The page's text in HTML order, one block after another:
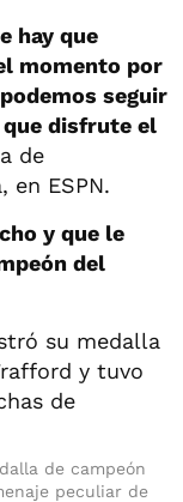
hay que
momento por
seguir
disfrute el
de
en ESPN.
y que le
del
de campeón
peculiar de